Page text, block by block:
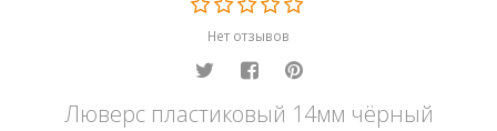
Нет отзывов
Люверс пластиковый 14мм чёрный